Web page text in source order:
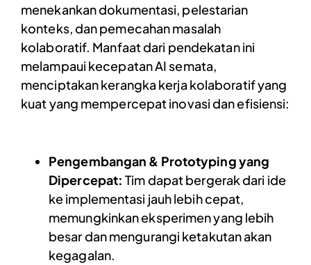
menekankan dokumentasi, pelestarian
konteks, dan pemecahan masalah
kolaboratif. Manfaat dari pendekatan ini
melampaui kecepatan AI semata,
menciptakan kerangka kerja kolaboratif yang
kuat yang mempercepat inovasi dan efisiensi:
Pengembangan & Prototyping yang
Dipercepat: Tim dapat bergerak dari ide
ke implementasi jauh lebih cepat,
memungkinkan eksperimen yang lebih
besar dan mengurangi ketakutan akan
kegagalan.